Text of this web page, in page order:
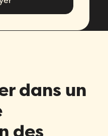
dans un